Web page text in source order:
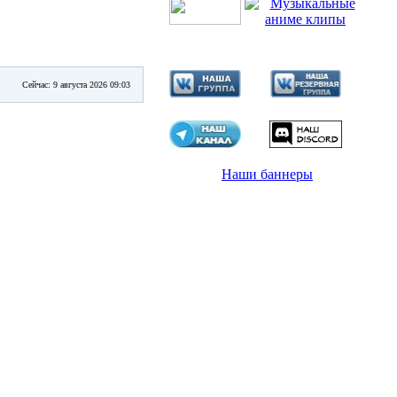
Сейчас: 9 августа 2026 09:03
Наши баннеры